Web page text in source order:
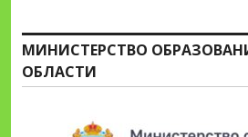
МИНИСТЕРСТВО
ОБЛАСТИ